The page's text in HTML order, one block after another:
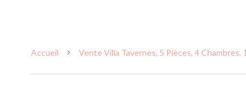
Accueil Vente Villa Tavernes, 5 Pièces, 4 Chambres,